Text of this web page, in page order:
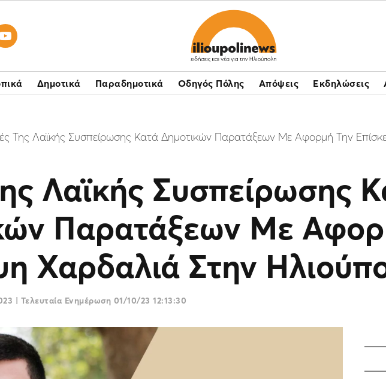

Δημοτικά Παραδημοτικά Οδηγός Πόλης Απόψεις Εκδηλώσεις
Της Λαϊκής Συσπείρωσης Κατά Δημοτικών Παρατάξεων Με Αφορμή Την
Λαϊκής Συσπείρωσης
Παρατάξεων Με
Χαρδαλιά Στην
| Τελευταία Ενημέρωση 01/10/23 12:13:30